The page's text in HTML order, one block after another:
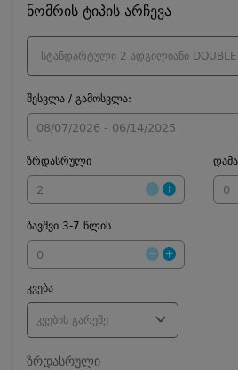
ნომრის ტიპის არჩევა
სტანდარტული 2 ადგილიანი DOUBLE
შესვლა / გამოსვლა:
ზრდასრული
ბავშვი 3-7 წლის
კვება
კვების გარეშე
ზრდასრული